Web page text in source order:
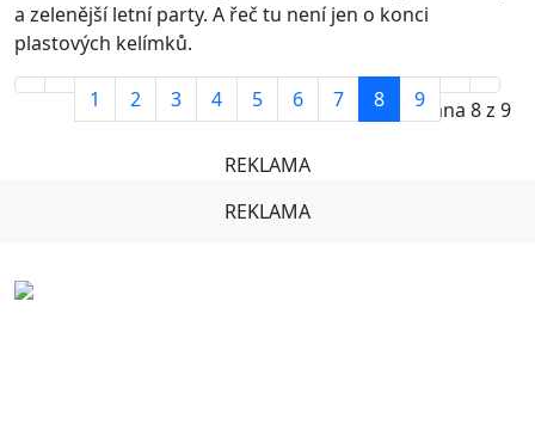
a zelenější letní party. A řeč tu není jen o konci
plastových kelímků.
Strana 8 z 9
1 2 3 4 5 6 7 8 9
REKLAMA
REKLAMA